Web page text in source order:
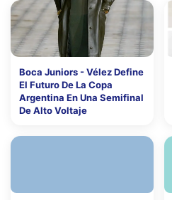
Boca Juniors - Vélez Define
El Futuro De La Copa
Argentina En Una Semifinal
De Alto Voltaje